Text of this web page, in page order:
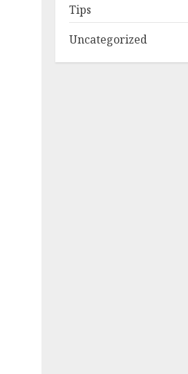
Tips
Uncategorized